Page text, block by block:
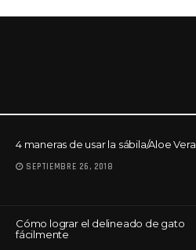
4 maneras de usar la sábila/Aloe Vera
SEPTIEMBRE 26, 2018
Cómo lograr el delineado de gato
fácilmente